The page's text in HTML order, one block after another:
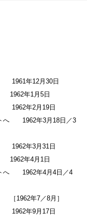
1961年12月30日
1962年1月5日
1962年2月19日
へ 1962年3月18日／3
1962年3月31日
1962年4月1日
へ 1962年4月4日／4
1962年7／8月］
1962年9月17日